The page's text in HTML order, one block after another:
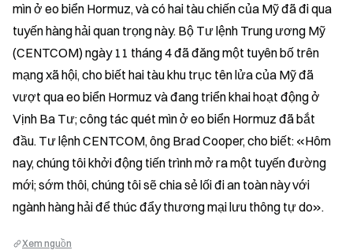
mìn ở eo biển Hormuz, và có hai tàu chiến của Mỹ đã đi qua
tuyến hàng hải quan trọng này. Bộ Tư lệnh Trung ương Mỹ
(CENTCOM) ngày 11 tháng 4 đã đăng một tuyên bố trên
mạng xã hội, cho biết hai tàu khu trục tên lửa của Mỹ đã
vượt qua eo biển Hormuz và đang triển khai hoạt động ở
Vịnh Ba Tư; công tác quét mìn ở eo biển Hormuz đã bắt
đầu. Tư lệnh CENTCOM, ông Brad Cooper, cho biết: «Hôm
nay, chúng tôi khởi động tiến trình mở ra một tuyến đường
mới; sớm thôi, chúng tôi sẽ chia sẻ lối đi an toàn này với
ngành hàng hải để thúc đẩy thương mại lưu thông tự do».
Xem nguồn